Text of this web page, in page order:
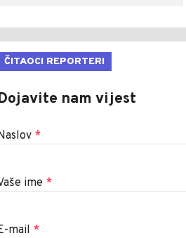
ČITAOCI REPORTERI
nam vijest
*
ime *
mail *